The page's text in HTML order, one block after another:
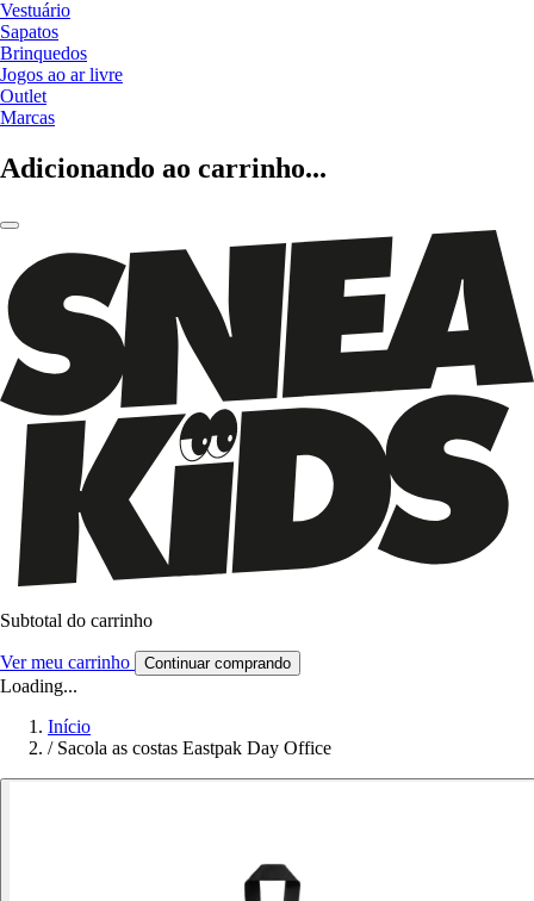
Vestuário
Sapatos
Brinquedos
Jogos ao ar livre
Outlet
Marcas
Adicionando ao carrinho...
Subtotal do carrinho
Ver meu carrinho Continuar comprando
Loading...
Início
/ Sacola as costas Eastpak Day Office